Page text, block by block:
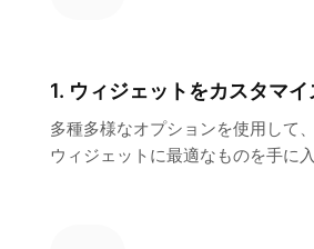
1. ウィジェットをカスタマイ
多種多様なオプションを使用して
ウィジェットに最適なものを手に